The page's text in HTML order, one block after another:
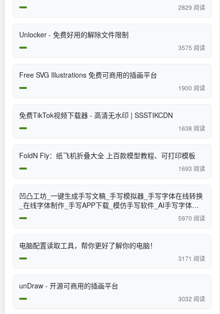
2829 阅读
Unlocker - 免费好用的解除文件限制
3575 阅读
Free SVG Illustrations 免费可商用的插画平台
1900 阅读
免费TikTok视频下载器 - 高清无水印 | SSSTIKCDN
1638 阅读
FoldN Fly：纸飞机折叠大全 上百款模型教程、可打印模板
1693 阅读
凹凸工坊_一键生成手写文稿_手写模拟器_手写字体在线转换
_在线字体制作_手写APP下载_模仿手写软件_AI手写字体生
5970 阅读
电脑配置读取工具，帮你更好了解你的电脑！
3171 阅读
unDraw - 开源可商用的插画平台
3032 阅读